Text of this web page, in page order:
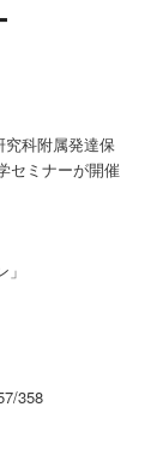
科附属発達保
セミナーが開催
358